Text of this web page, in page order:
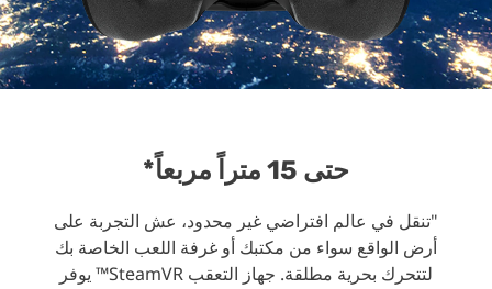
حتى 15 متراً مربعاً*
"تنقل في عالم افتراضي غير محدود، عش التجربة على
أرض الواقع سواء من مكتبك أو غرفة اللعب الخاصة بك
لتتحرك بحرية مطلقة. جهاز التعقب SteamVR™ يوفر